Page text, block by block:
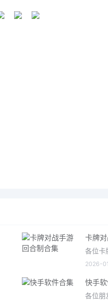
卡牌
各位卡
2026-
快手
各位朋